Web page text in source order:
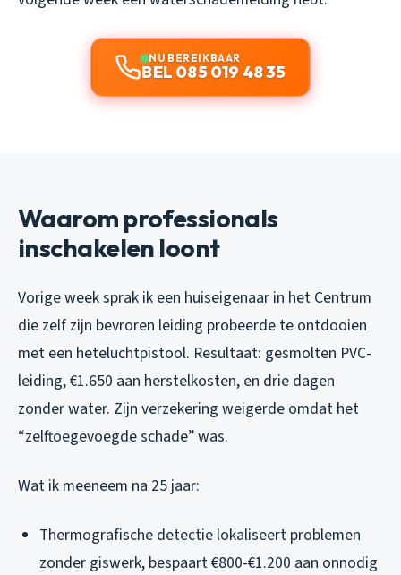
NU BEREIKBAAR
BEL 085 019 48 35
Waarom professionals
inschakelen loont
Vorige week sprak ik een huiseigenaar in het Centrum
die zelf zijn bevroren leiding probeerde te ontdooien
met een heteluchtpistool. Resultaat: gesmolten PVC-
leiding, €1.650 aan herstelkosten, en drie dagen
zonder water. Zijn verzekering weigerde omdat het
“zelftoegevoegde schade” was.
Wat ik meeneem na 25 jaar:
Thermografische detectie lokaliseert problemen
zonder giswerk, bespaart €800-€1.200 aan onnodig